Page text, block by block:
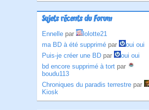
Sujets récents du Forum
Ennelle par
lolotte21
ma BD à été supprimé par
oui oui
Puis-je créer une BD par
oui oui
bd encore supprimé à tort par
boudu113
Chroniques du paradis terrestre par
Kiosk